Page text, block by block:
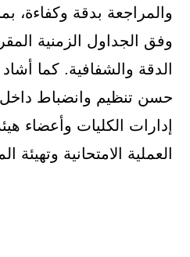
والمراجعة بدقة وكفاءة،
وفق الجداول الزمنية
الدقة والشفافية. كما
حسن تنظيم وانضباط داخل
إدارات الكليات وأعضاء
العملية الامتحانية وتهيئة